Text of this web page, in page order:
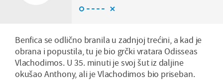
Benfica se odlično branila u zadnjoj trećini, a kad je
obrana i popustila, tu je bio grčki vratara Odisseas
Vlachodimos. U 35. minuti je svoj šut iz daljine
okušao Anthony, ali je Vlachodimos bio priseban.